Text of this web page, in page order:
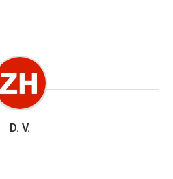
D. V.